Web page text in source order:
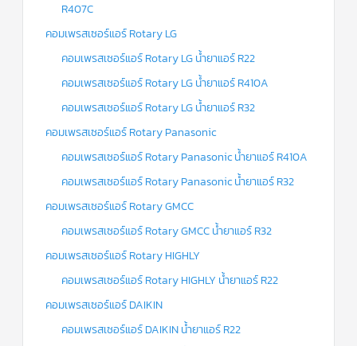
R407C
คอมเพรสเซอร์แอร์ Rotary LG
คอมเพรสเซอร์แอร์ Rotary LG น้ำยาแอร์ R22
คอมเพรสเซอร์แอร์ Rotary LG น้ำยาแอร์ R410A
คอมเพรสเซอร์แอร์ Rotary LG น้ำยาแอร์ R32
คอมเพรสเซอร์แอร์ Rotary Panasonic
คอมเพรสเซอร์แอร์ Rotary Panasonic น้ำยาแอร์ R410A
คอมเพรสเซอร์แอร์ Rotary Panasonic น้ำยาแอร์ R32
คอมเพรสเซอร์แอร์ Rotary GMCC
คอมเพรสเซอร์แอร์ Rotary GMCC น้ำยาแอร์ R32
คอมเพรสเซอร์แอร์ Rotary HIGHLY
คอมเพรสเซอร์แอร์ Rotary HIGHLY น้ำยาแอร์ R22
คอมเพรสเซอร์แอร์ DAIKIN
คอมเพรสเซอร์แอร์ DAIKIN น้ำยาแอร์ R22